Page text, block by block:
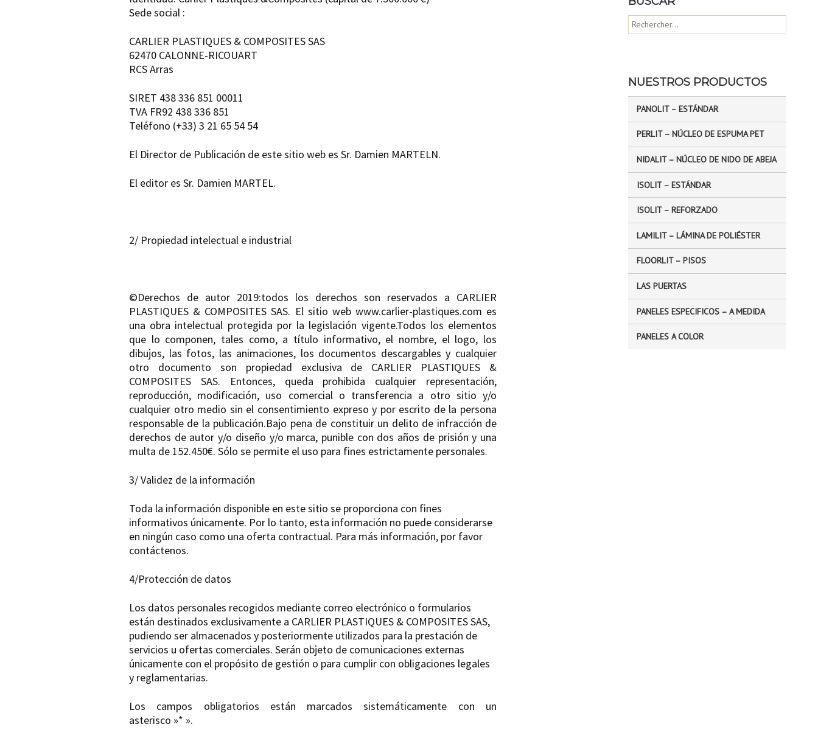
Sede social :
CARLIER PLASTIQUES & COMPOSITES SAS
62470 CALONNE-RICOUART
RCS Arras
SIRET 438 336 851 00011
TVA FR92 438 336 851
Teléfono (+33) 3 21 65 54 54
El Director de Publicación de este sitio web es Sr. Damien MARTELN.
El editor es Sr. Damien MARTEL.
2/ Propiedad intelectual e industrial
©Derechos de autor 2019:todos los derechos son reservados a CARLIER
PLASTIQUES & COMPOSITES SAS. El sitio web www.carlier-plastiques.com es
una obra intelectual protegida por la legislación vigente.Todos los elementos
que lo componen, tales como, a título informativo, el nombre, el logo, los
dibujos, las fotos, las animaciones, los documentos descargables y cualquier
otro documento son propiedad exclusiva de CARLIER PLASTIQUES &
COMPOSITES SAS. Entonces, queda prohibida cualquier representación,
reproducción, modificación, uso comercial o transferencia a otro sitio y/o
cualquier otro medio sin el consentimiento expreso y por escrito de la persona
responsable de la publicación.Bajo pena de constituir un delito de infracción de
derechos de autor y/o diseño y/o marca, punible con dos años de prisión y una
multa de 152.450€. Sólo se permite el uso para fines estrictamente personales.
3/ Validez de la información
Toda la información disponible en este sitio se proporciona con fines
informativos únicamente. Por lo tanto, esta información no puede considerarse
en ningún caso como una oferta contractual. Para más información, por favor
contáctenos.
4/Protección de datos
Los datos personales recogidos mediante correo electrónico o formularios
están destinados exclusivamente a CARLIER PLASTIQUES & COMPOSITES SAS,
pudiendo ser almacenados y posteriormente utilizados para la prestación de
servicios u ofertas comerciales. Serán objeto de comunicaciones externas
únicamente con el propósito de gestión o para cumplir con obligaciones legales
y reglamentarias.
Los campos obligatorios están marcados sistemáticamente con un
asterisco »* ».
R
e
r
c
e
NUESTROS PRODUCTOS
PANOLIT – ESTÁNDAR
PERLIT – NÚCLEO DE ESPUMA PET
NIDALIT – NÚCLEO DE NIDO DE ABEJA
ISOLIT – ESTÁNDAR
ISOLIT – REFORZADO
LAMILIT – LÁMINA DE POLIÉSTER
FLOORLIT – PISOS
LAS PUERTAS
PANELES ESPECIFICOS – A MEDIDA
PANELES A COLOR